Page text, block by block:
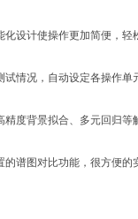
设计使操作更加简便，轻
况，自动设定各操作单
背景拟合、多元回归等
图对比功能，很方便的